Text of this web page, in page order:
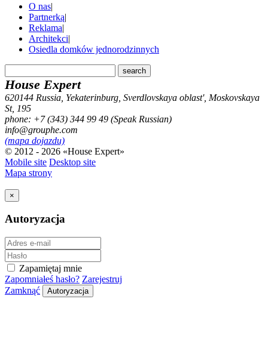
O nas|
Partnerką|
Reklama|
Architekci|
Osiedla domków jednorodzinnych
House Expert
620144 Russia, Yekaterinburg, Sverdlovskaya oblast', Moskovskaya
St, 195
phone: +7 (343) 344 99 49 (Speak Russian)
info@grouphe.com
(mapa dojazdu)
© 2012 - 2026 «House Expert»
Mobile site Desktop site
Mapa strony
×
Autoryzacja
Zapamiętaj mnie
Zapomniałeś hasło? Zarejestruj
Zamknąć